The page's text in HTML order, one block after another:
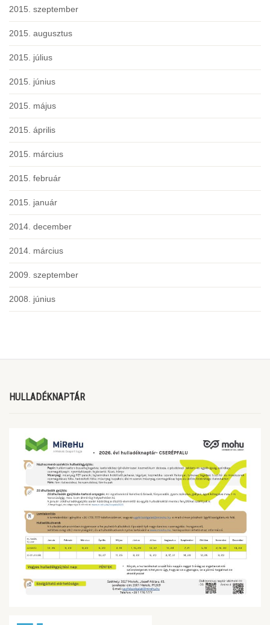
2015. szeptember
2015. augusztus
2015. július
2015. június
2015. május
2015. április
2015. március
2015. február
2015. január
2014. december
2014. március
2009. szeptember
2008. június
HULLADÉKNAPTÁR